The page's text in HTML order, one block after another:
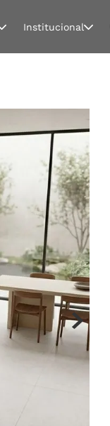
Institucional